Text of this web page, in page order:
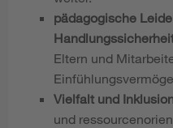
pädagogische
Eltern und
Vielfalt und
und